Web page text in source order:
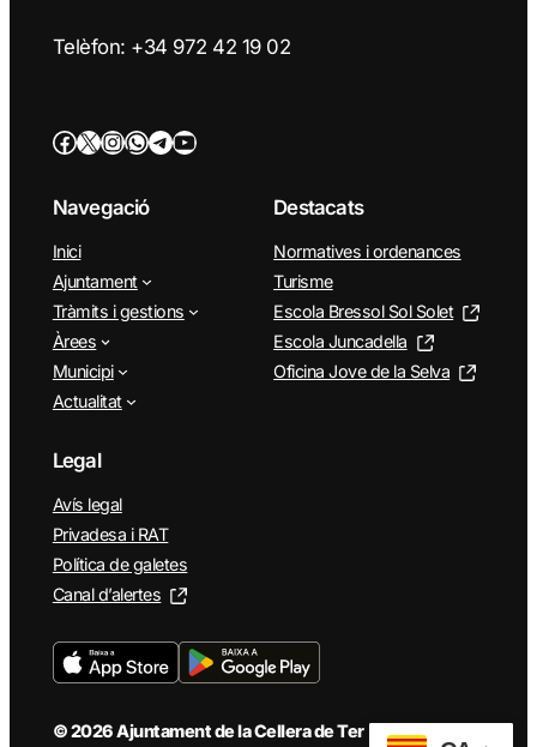
Telèfon: +34 972 42 19 02
Facebook Twitter/X InstagramWhatsApp TelegramYouTube
Navegació
Inici
Ajuntament
Tràmits i gestions
Àrees
Municipi
Actualitat
Destacats
Normatives i ordenances
Turisme
Escola Bressol Sol Solet
Escola Juncadella
Oficina Jove de la Selva
Legal
Avís legal
Privadesa i RAT
Política de galetes
Canal d’alertes
© 2026 Ajuntament de la Cellera de Ter